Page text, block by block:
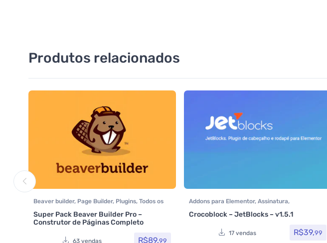
Produtos relacionados
Beaver builder, Page Builder, Plugins, Todos os
itens
Woocommerce
Super Pack Beaver Builder Pro –
Construtor de Páginas Completo
63 vendas R$89,99
Addons para Elementor, Assinatura,
Crocoblock
Crocoblock Elementor Pro
Crocoblock – JetBlocks – v1.5.1
17 vendas R$39,99